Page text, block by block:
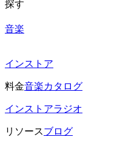
探す
音楽
インストア
料金音楽カタログ
インストアラジオ
リソースブログ